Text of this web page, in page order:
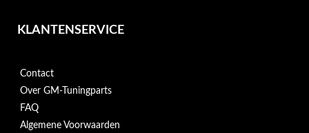
KLANTENSERVICE
Contact
Over GM-Tuningparts
FAQ
Algemene Voorwaarden